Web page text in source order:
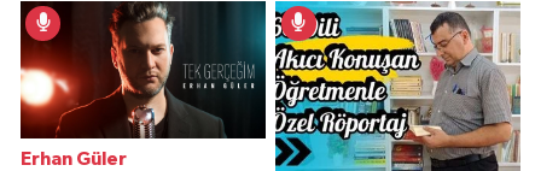
Erhan Güler